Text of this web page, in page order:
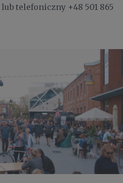
lub telefoniczny +48 501 865